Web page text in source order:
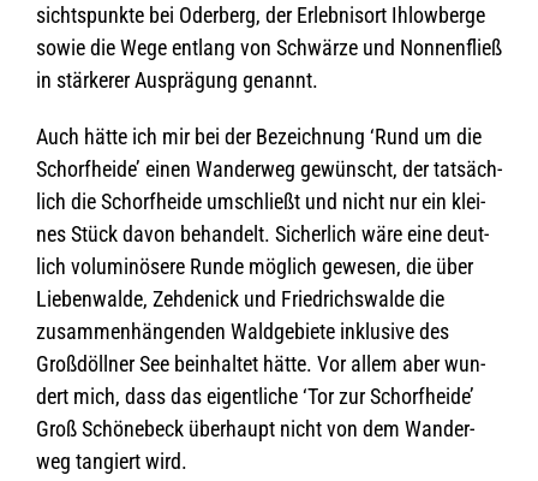
sichts­punkte bei Oder­berg, der Erleb­nis­ort Ihlow­berge
sowie die Wege ent­lang von Schwärze und Non­nen­fließ
in stär­ke­rer Aus­prä­gung genannt.
Auch hätte ich mir bei der Bezeich­nung ‘Rund um die
Schorf­heide’ einen Wan­der­weg gewünscht, der tat­säch­
lich die Schorf­heide umschließt und nicht nur ein klei­
nes Stück davon behan­delt. Sicher­lich wäre eine deut­
lich volu­mi­nö­sere Runde mög­lich gewe­sen, die über
Lie­ben­walde, Zeh­de­nick und Fried­richs­walde die
zusam­men­hän­gen­den Wald­ge­biete inklu­sive des
Großdöll­ner See beinhal­tet hätte. Vor allem aber wun­
dert mich, dass das eigent­li­che ‘Tor zur Schorf­heide’
Groß Schö­ne­beck über­haupt nicht von dem Wan­der­
weg tan­giert wird.